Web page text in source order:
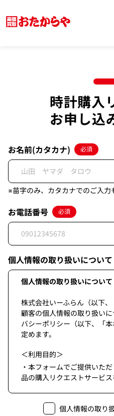
時計購入
お申し込
お名前(カタカナ) 必須
※苗字のみ、カタカナでのご入力
お電話番号 必須
個人情報の取り扱いについて
個人情報の取り扱いについて
株式会社いーふらん（以下、
顧客の個人情報の取り扱い
バシーポリシー（以下、「
定めます。
＜利用目的＞
・本フォームでご提供いた
品の購入リクエストサービス
・当個人情報は法令等に基
個人情報の取り